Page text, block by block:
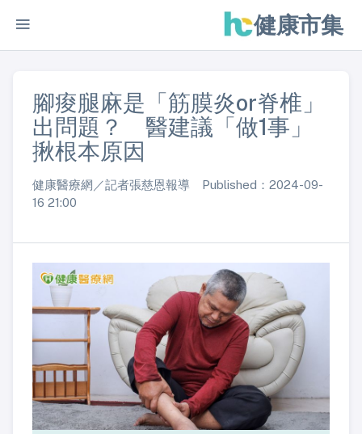
健康市集
腳痠腿麻是「筋膜炎or脊椎」
出問題？ 醫建議「做1事」
揪根本原因
健康醫療網／記者張慈恩報導 Published：2024-09-
16 21:00